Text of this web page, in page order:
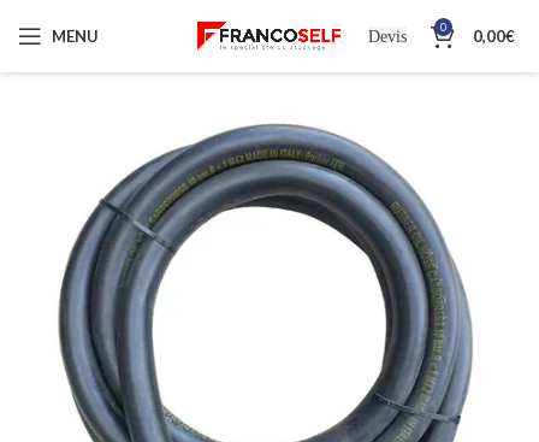
MENU Devis 0 0,00€